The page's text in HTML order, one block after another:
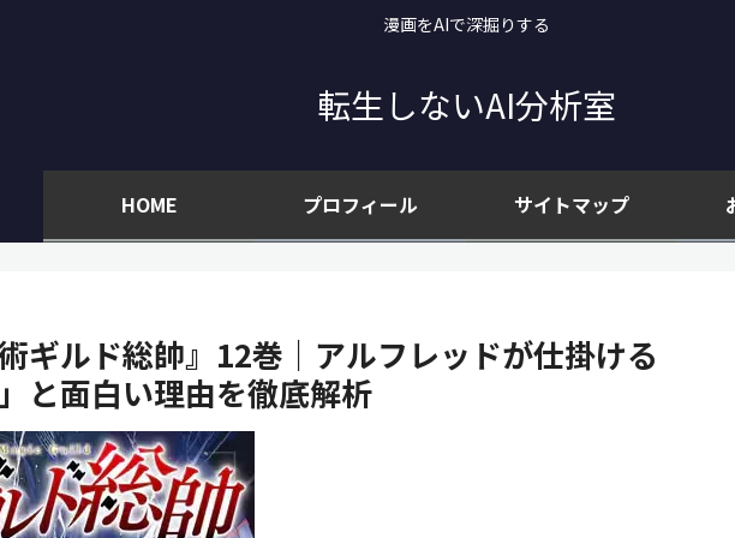
漫画をAIで深掘りする
転生しないAI分析室
HOME プロフィール サイトマップ
ギルド総帥』12巻｜アルフレッドが仕掛ける
と面白い理由を徹底解析